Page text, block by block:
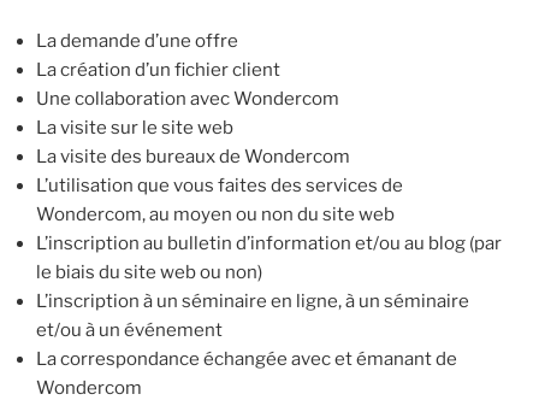
La demande d’une offre
La création d’un fichier client
Une collaboration avec Wondercom
La visite sur le site web
La visite des bureaux de Wondercom
L’utilisation que vous faites des services de
Wondercom, au moyen ou non du site web
L’inscription au bulletin d’information et/ou au blog (par
le biais du site web ou non)
L’inscription à un séminaire en ligne, à un séminaire
et/ou à un événement
La correspondance échangée avec et émanant de
Wondercom